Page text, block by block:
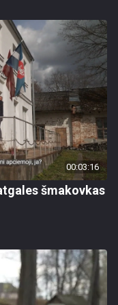
00:03:16
šmakovkas